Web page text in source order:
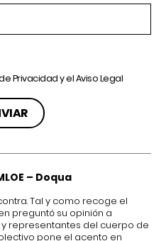
Privacidady elAviso Legal
– Doqua
Tal y como recoge el
preguntó su opinión a
representantes del cuerpo de
pone el acento en